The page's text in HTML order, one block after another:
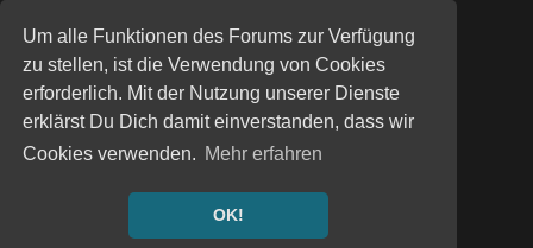
Um alle Funktionen des Forums zur Verfügung
zu stellen, ist die Verwendung von Cookies
erforderlich. Mit der Nutzung unserer Dienste
erklärst Du Dich damit einverstanden, dass wir
Cookies verwenden. Mehr erfahren
OK!